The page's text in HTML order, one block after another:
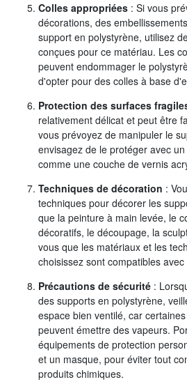
Colles appropriées : Si vous
décorations, des
support en polystyrène, utilisez
conçues pour ce matériau. Les
peuvent endommager le
d'opter pour des colles à base
Protection des surfaces
relativement délicat et peut être
vous prévoyez de manipuler le
envisagez de le protéger avec
comme une couche de vernis
Techniques de décoration :
techniques pour décorer les
que la peinture à main levée, le
décoratifs, le découpage, la
vous que les matériaux et les
choisissez sont compatibles
Précautions de sécurité :
des supports en polystyrène,
espace bien ventilé, car
peuvent émettre des vapeurs.
équipements de protection
et un masque, pour éviter tout
produits chimiques.